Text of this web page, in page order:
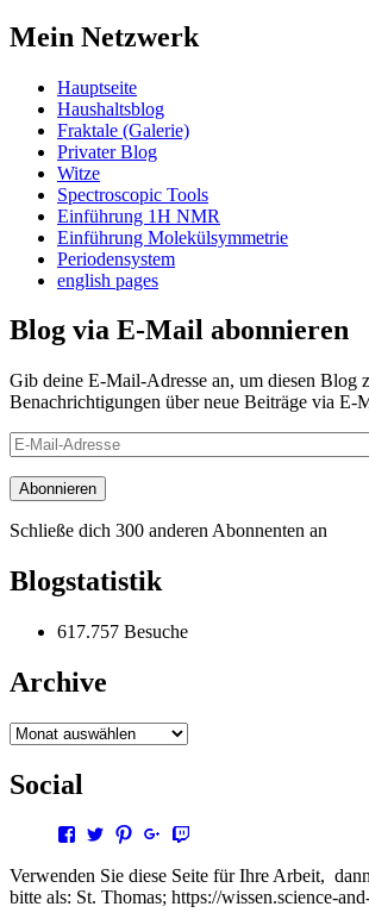
Mein Netzwerk
Hauptseite
Haushaltsblog
Fraktale (Galerie)
Privater Blog
Witze
Spectroscopic Tools
Einführung 1H NMR
Einführung Molekülsymmetrie
Periodensystem
english pages
Blog via E-Mail abonnieren
Gib deine E-Mail-Adresse an, um diesen Blog
Benachrichtigungen über neue Beiträge via E-
E-
Mail-
Adresse
Abonnieren
Schließe dich 300 anderen Abonnenten an
Blogstatistik
617.757 Besuche
Archive
Archive
Social
Profil
steffen.thomas1
auf
Facebook
Profil
steto123
auf
Twitter
Profil
steffen3669
auf
Pinterest
Profil
Steffen
Thomas
auf
steto123
auf
Twitch
Verwenden Sie diese Seite für Ihre Arbeit,
bitte als: St. Thomas; https://wissen.science-